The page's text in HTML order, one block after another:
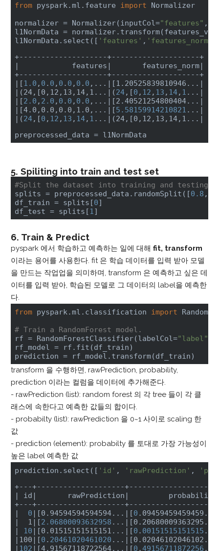
from pyspark.ml.feature import Normalizer
normalizer = Normalizer(inputCol="features" ,
l1NormData =
l1NormData.select([ 'features' , 'features_norm'
+--------------------+--------------------+
|            features|
       features_norm
|
+--------------------+--------------------+
| [1.0 , 0 . 0 , 0 . 0 , 0 . 0 ,... |[1.20525839810946...|
|(24,[0,12,13,14,1...| (24,[0 , 12 , 13 , 14, 1 ... |
| [2.0 , 2.0 , 0 . 0 , 0 . 0 ,... |[2.40521254800404...|
|[4.0,0.0,0.0,1.0,...| [5.58159914210821 ... |
| (24,[0 , 12 , 13 , 14, 1 ... |(24,[0,12,13,14,1...|
preprocessed_data = l1NormData
5. Spiliting into train and test set
#Split the dataset into training and testing
splits = preprocessed_data.randomSplit([0.8 ,
df_train = splits[0]
df_test = splits[1 ]
6. Train & Predict
pyspark 에서 학습하고 예측하는 일에 대해fit, transform
이라는 용어를 사용한다. fit 은 학습 데이터를 입력 받아 모델
을 만드는 작업업을 의미하며, transform 은 예측하고 싶은 데
이터를 입력 받아, 학습된 모델로 그 데이터의 label을 예측한
다.
from pyspark.ml.classification import
# Train a RandomForest model.
rf = RandomForestClassifier(labelCol="label"
rf_model = rf.fit(df_train)
prediction = rf_model.transform(df_train)
transform 을 수행하면, rawPrediction, probability,
prediction 이라는 컬럼을 데이터에 추가해준다.
- rawPrediction (list): random forest 의 각 tree 들이 각 클
래스에 속한다고 예측한 값들의 합이다.
- probabilty (list): rawPrediction 을 0~1 사이로 scaling 한
값
- prediction (element): probabilty 를 토대로 가장 가능성이
높은 label 예측한 값
prediction.select([ 'id' , 'rawPrediction' ,
| id|
       rawPrediction
|
+---+--------------------+--------------------
|
0 |[0.94594594594594...| [0 .09459459459459...
|  1| [2.06800093632958 ...
|
10 |[0.01515151515151...| [0 . 00151515151515 ...
|100| [0 . 20461020461020 ...
| 102 |[4.91567118722564...| [0 .49156711872256 ...